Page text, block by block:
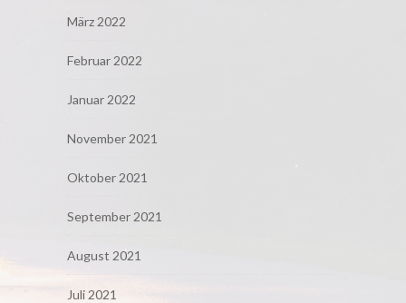
März 2022
Februar 2022
Januar 2022
November 2021
Oktober 2021
September 2021
August 2021
Juli 2021